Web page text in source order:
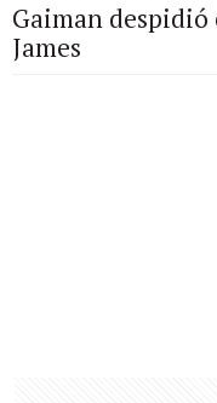
Gaiman
James